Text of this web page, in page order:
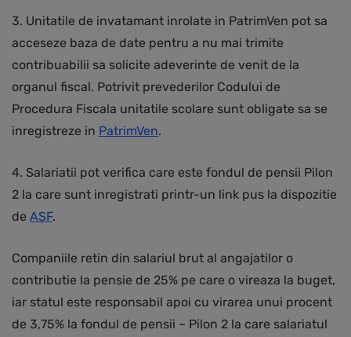
3. Unitatile de invatamant inrolate in PatrimVen pot sa
acceseze baza de date pentru a nu mai trimite
contribuabilii sa solicite adeverinte de venit de la
organul fiscal. Potrivit prevederilor Codului de
Procedura Fiscala unitatile scolare sunt obligate sa se
inregistreze in PatrimVen.
4. Salariatii pot verifica care este fondul de pensii Pilon
2 la care sunt inregistrati printr-un link pus la dispozitie
de ASF.
Companiile retin din salariul brut al angajatilor o
contributie la pensie de 25% pe care o vireaza la buget,
iar statul este responsabil apoi cu virarea unui procent
de 3,75% la fondul de pensii – Pilon 2 la care salariatul